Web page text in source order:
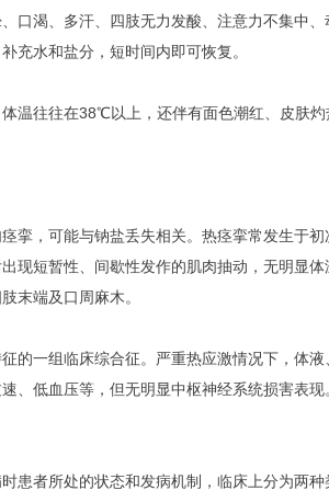
渴、多汗、四肢无力发酸、注意力不集中、
充水和盐分，短时间内即可恢复。
往往在38℃以上，还伴有面色潮红、皮肤灼
，可能与钠盐丢失相关。热痉挛常发生于初
现短暂性、间歇性发作的肌肉抽动，无明显
末端及口周麻木。
一组临床综合征。严重热应激情况下，体液
、低血压等，但无明显中枢神经系统损害表
者所处的状态和发病机制，临床上分为两种